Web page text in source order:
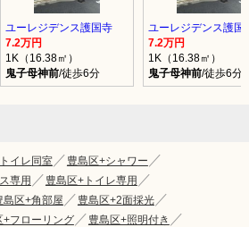
ユーレジデンス護国寺
7.2万円
1K（16.38㎡）
鬼子母神前/徒歩6分
ユーレジデンス護国
7.2万円
1K（16.38㎡）
鬼子母神前/徒歩6分
イレ同室
豊島区+シャワー
専用
豊島区+トイレ専用
島区+角部屋
豊島区+2面採光
+フローリング
豊島区+照明付き